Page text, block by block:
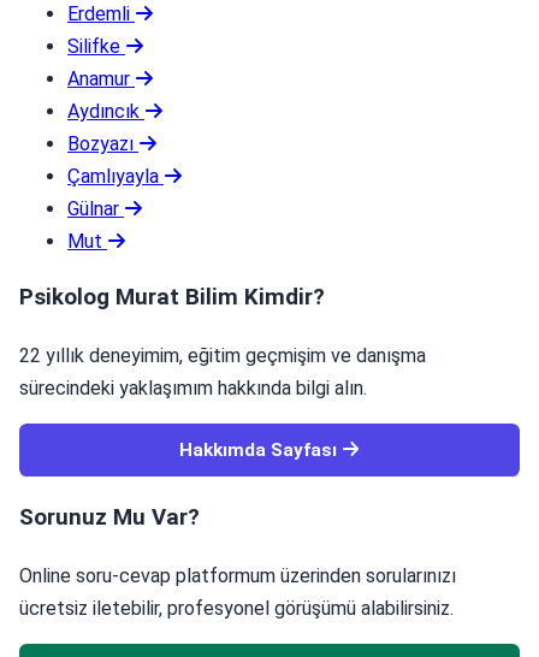
Erdemli
Silifke
Anamur
Aydıncık
Bozyazı
Çamlıyayla
Gülnar
Mut
Psikolog Murat Bilim Kimdir?
22 yıllık deneyimim, eğitim geçmişim ve danışma
sürecindeki yaklaşımım hakkında bilgi alın.
Hakkımda Sayfası
Sorunuz Mu Var?
Online soru-cevap platformum üzerinden sorularınızı
ücretsiz iletebilir, profesyonel görüşümü alabilirsiniz.